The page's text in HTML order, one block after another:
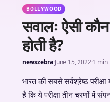
BOLLYWOOD
सवालः ऐसी
होती है?
newszebra·June 15, 2022·1 min
भारत की सबसे सर्वश्रेष्ठ
है कि ये परीक्षा तीन चरणों में